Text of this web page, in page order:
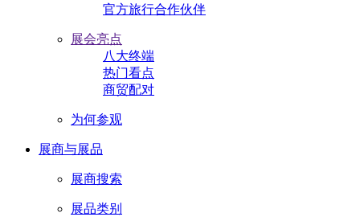
官方旅行合作伙伴
展会亮点
八大终端
热门看点
商贸配对
为何参观
展商与展品
展商搜索
展品类别